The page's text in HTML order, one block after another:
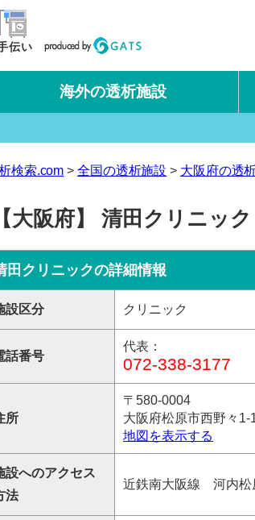
伝い
海外の透析施設
検索.com 全国の透析施設 大阪府の透
【大阪府】 清田クリニック
田クリニックの詳細情報
設区分 クリニック
話番号
代表：
072-338-3177
所
〒580-0004
大阪府松原市西野々
地図を表示する
設へのアクセス
法
近鉄南大阪線 河内